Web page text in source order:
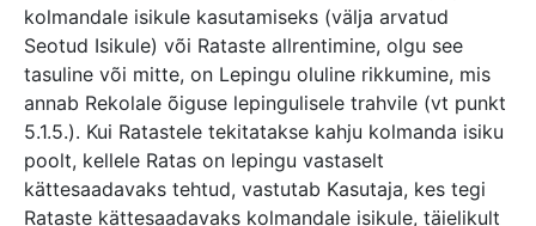
kolmandale isikule kasutamiseks (välja arvatud
Seotud Isikule) või Rataste allrentimine, olgu see
tasuline või mitte, on Lepingu oluline rikkumine, mis
annab Rekolale õiguse lepingulisele trahvile (vt punkt
5.1.5.). Kui Ratastele tekitatakse kahju kolmanda isiku
poolt, kellele Ratas on lepingu vastaselt
kättesaadavaks tehtud, vastutab Kasutaja, kes tegi
Rataste kättesaadavaks kolmandale isikule, täielikult